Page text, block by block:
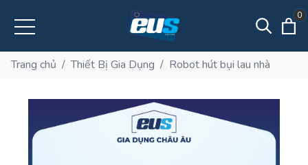
0
Trang chủ / Thiết Bị Gia Dụng / Robot hút bụi lau nhà